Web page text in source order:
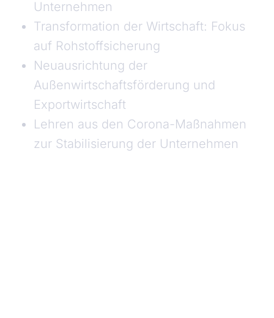
Unternehmen
Transformation der Wirtschaft: Fokus
auf Rohstoffsicherung
Neuausrichtung der
Außenwirtschaftsförderung und
Exportwirtschaft
Lehren aus den Corona-Maßnahmen
zur Stabilisierung der Unternehmen